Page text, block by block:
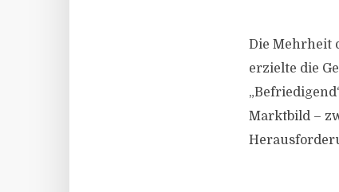
Die Mehrheit
erzielte die
Marktbild –